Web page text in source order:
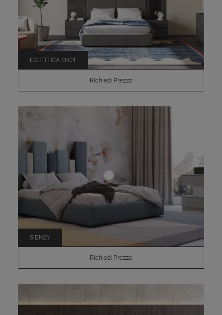
ECLETTICA EN01
Richiedi Prezzo
SIDNEY
Richiedi Prezzo